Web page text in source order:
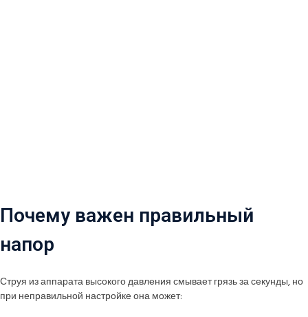
Почему важен правильный
напор
Струя из аппарата высокого давления смывает грязь за секунды, но
при неправильной настройке она может: